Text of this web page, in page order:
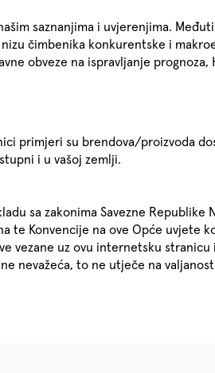
saznanjima i uvjerenjima.
čimbenika konkurentske i
obveze na ispravljanje
primjeri su brendova/proizvoda
i u vašoj zemlji.
sa zakonima Savezne Republike
te Konvencije na ove Opće uvjete
vezane uz ovu internetsku
nevažeća, to ne utječe na